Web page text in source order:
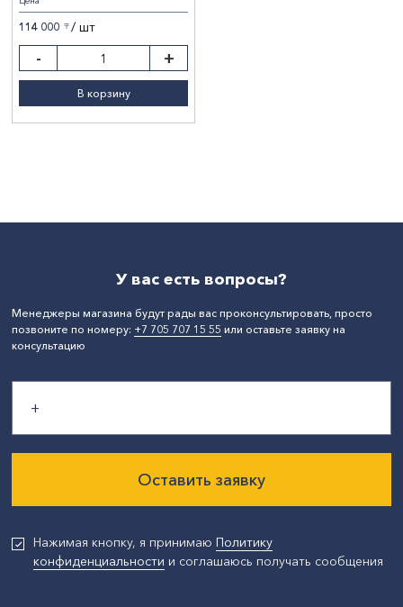
114 000 〒 / шт
- +
В корзину
У вас есть вопросы?
Менеджеры магазина будут рады вас проконсультировать, просто
позвоните по номеру: +7 705 707 15 55 или оставьте заявку на
консультацию
Оставить заявку
Нажимая кнопку, я принимаю Политику
конфиденциальности и соглашаюсь получать сообщения